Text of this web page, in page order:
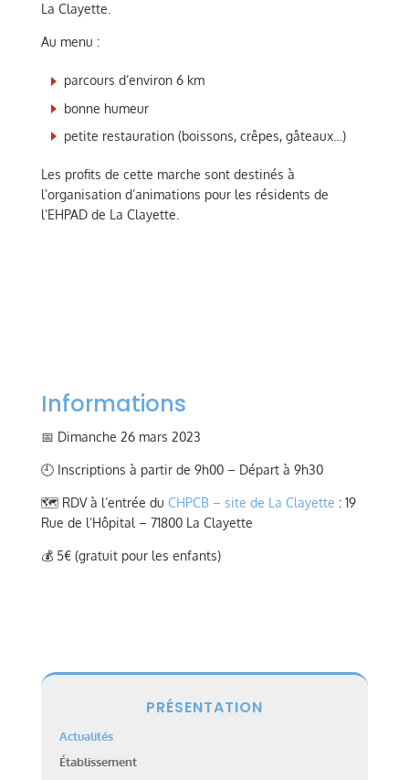
La Clayette.
Au menu :
parcours d’environ 6 km
bonne humeur
petite restauration (boissons, crêpes, gâteaux…)
Les profits de cette marche sont destinés à
l’organisation d’animations pour les résidents de
l’EHPAD de La Clayette.
Informations
📅 Dimanche 26 mars 2023
🕘 Inscriptions à partir de 9h00 – Départ à 9h30
🗺️ RDV à l’entrée du CHPCB – site de La Clayette : 19
Rue de l’Hôpital – 71800 La Clayette
💰 5€ (gratuit pour les enfants)
PRÉSENTATION
Actualités
Établissement